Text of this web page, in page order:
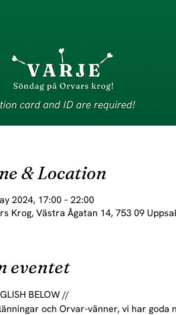
& Location
2024, 17:00 – 22:00
Krog, Västra Ågatan 14, 753 09
eventet
BELOW //
och Orvar-vänner, vi har goda